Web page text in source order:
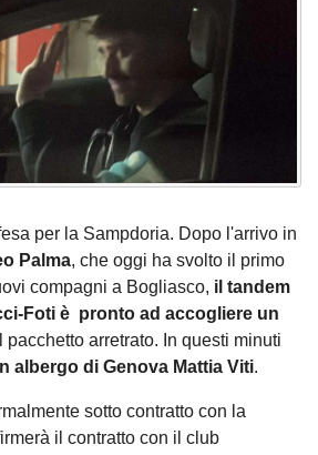
per la Sampdoria. Dopo l'arrivo in
Palma, che oggi ha svolto il primo
compagni a Bogliasco, il tandem
Foti è pronto ad accogliere un
pacchetto arretrato. In questi minuti
albergo di Genova Mattia Viti.
sotto contratto con la
il contratto con il club